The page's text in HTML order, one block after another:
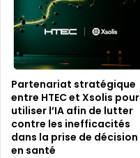
Partenariat stratégique
entre HTEC et Xsolis pour
utiliser l’IA afin de lutter
contre les inefficacités
dans la prise de décision
en santé